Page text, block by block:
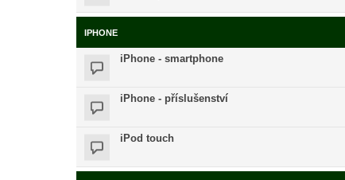
IPHONE
iPhone - smartphone
iPhone - příslušenství
iPod touch